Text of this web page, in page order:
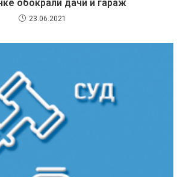
обокрали дачи и гараж
23.06.2021